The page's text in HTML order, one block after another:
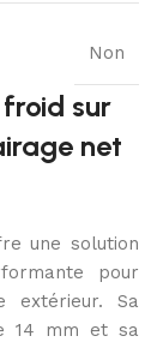
Non
sur
net
une solution
pour
extérieur. Sa
14 mm et sa